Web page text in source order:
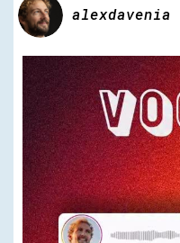
alexdavenia